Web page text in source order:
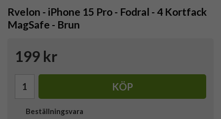
Rvelon - iPhone 15 Pro - Fodral - 4 Kortfack
MagSafe - Brun
199 kr
KÖP
Beställningsvara